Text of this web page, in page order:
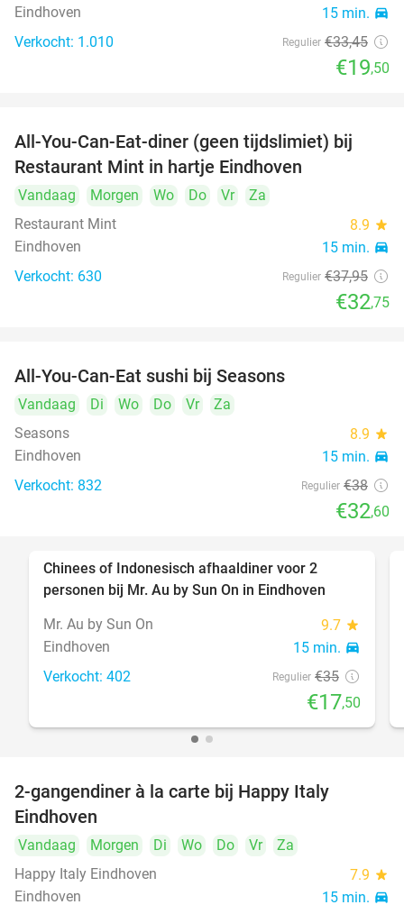
Eindhoven 15 min. directions_car
Verkocht: 1.010 Regulier €33,45
€19,50
14%
All-You-Can-Eat-diner (geen tijdslimiet) bij
Restaurant Mint in hartje Eindhoven
Vandaag Morgen Wo Do Vr
Za
Restaurant Mint
8.9 star
Eindhoven 15 min. directions_car
Verkocht: 630 Regulier €37,95
€32,75
All-You-Can-Eat sushi bij Seasons
Vandaag Di Wo Do Vr
Za
Seasons
8.9 star
Eindhoven 15 min. directions_car
Verkocht: 832 Regulier €38
€32,60
Chinees of Indonesisch afhaaldiner voor 2
personen bij Mr. Au by Sun On in Eindhoven
Mr. Au by Sun On
9.7 star
Eindhoven 15 min. directions_car
Verkocht: 402 Regulier €35
€17,50
2-gangendiner à la carte bij Happy Italy
Eindhoven
Vandaag Morgen Di Wo Do Vr
Za
Happy Italy Eindhoven
7.9 star
Eindhoven 15 min. directions_car